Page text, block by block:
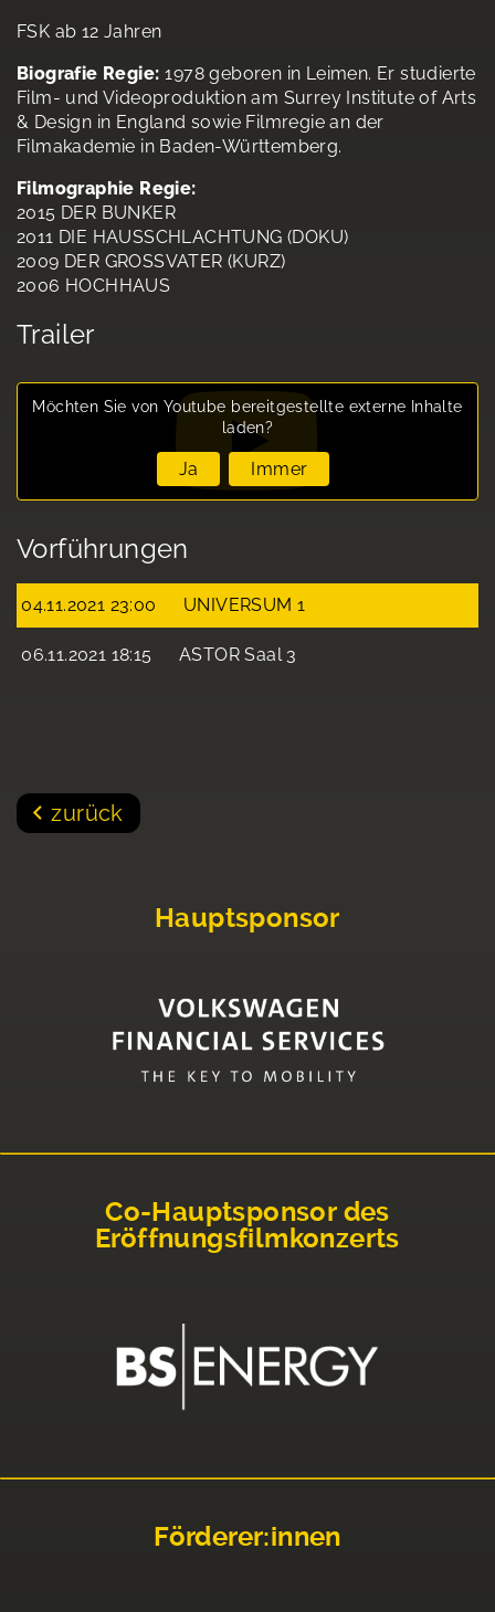
FSK ab 12 Jahren
Biografie Regie: 1978 geboren in Leimen. Er studierte
Film- und Videoproduktion am Surrey Institute of Arts
& Design in England sowie Filmregie an der
Filmakademie in Baden-Württemberg.
Filmographie Regie:
2015 DER BUNKER
2011 DIE HAUSSCHLACHTUNG (DOKU)
2009 DER GROSSVATER (KURZ)
2006 HOCHHAUS
Trailer
Möchten Sie von Youtube bereitgestellte externe Inhalte
laden?
Ja Immer
Vorführungen
04.11.2021 23:00 UNIVERSUM 1
06.11.2021 18:15 ASTOR Saal 3
zurück
Hauptsponsor
Co-Hauptsponsor des
Eröffnungsfilmkonzerts
Förderer:innen